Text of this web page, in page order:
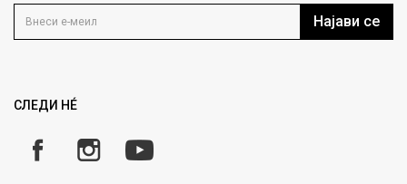
Кариера
Како да купите
Замена и рефундација на производи
Плаќање
Најави се
СЛЕДИ НÉ